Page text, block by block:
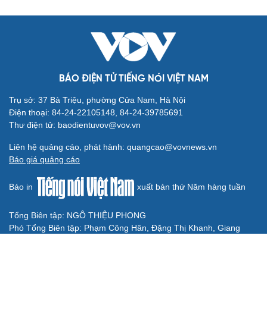
độc đáo, động cơ mạnh hơn
BMW R 12 G/S Competition chính thức ra mắt, sẵn sàng
đà tăng trưởng vững chắc
Mô tô Triumph Speed Twin 1200 TFC 2027 giới hạn 750
TƯ VẤN